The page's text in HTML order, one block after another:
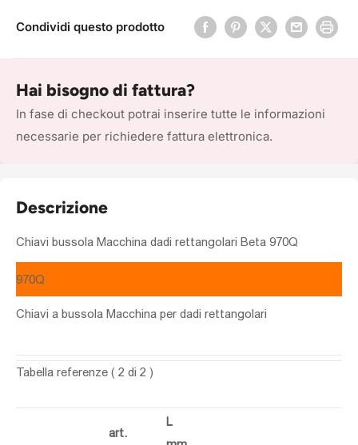
Condividi questo prodotto
Hai bisogno di fattura?
In fase di checkout potrai inserire tutte le informazioni
necessarie per richiedere fattura elettronica.
Descrizione
Chiavi bussola Macchina dadi rettangolari Beta 970Q
970Q
Chiavi a bussola Macchina per dadi rettangolari
Tabella referenze ( 2 di 2 )
art.
L